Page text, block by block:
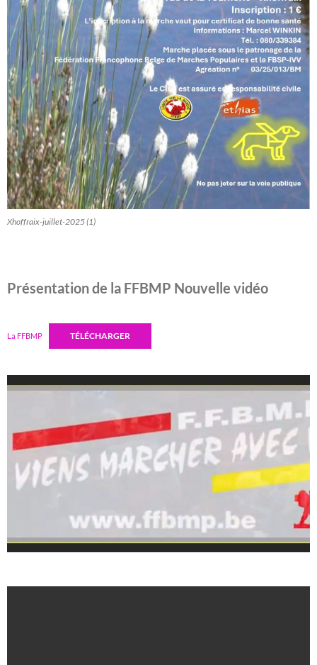
Xhoffraix-juillet-2025 (1)
Présentation de la FFBMP Nouvelle vidéo
La FFBMP TÉLÉCHARGER